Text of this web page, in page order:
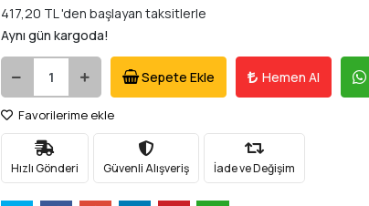
417,20 TL 'den başlayan taksitlerle
Aynı gün kargoda!
Sepete Ekle Hemen Al
Favorilerime ekle
Hızlı Gönderi Güvenli Alışveriş İade ve Değişim